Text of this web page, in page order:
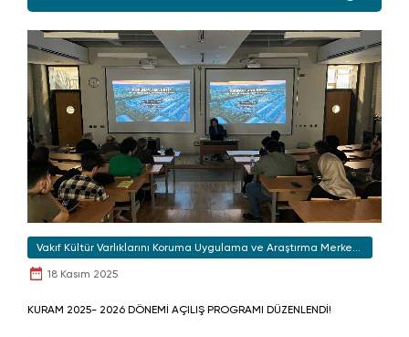
Vakıf Kültür Varlıklarını Koruma Uygulama ve Araştırma Merkezi
(KURAM)
18 Kasım 2025
KURAM 2025- 2026 DÖNEMİ AÇILIŞ PROGRAMI DÜZENLENDİ!